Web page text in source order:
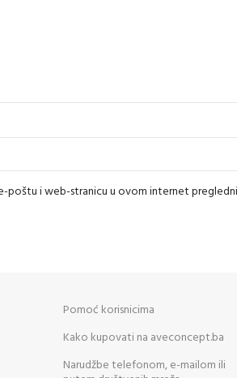
poštu i web-stranicu u ovom internet
Pomoć korisnicima
Kako kupovati na aveconcept.ba
Narudžbe telefonom, e-mailom ili